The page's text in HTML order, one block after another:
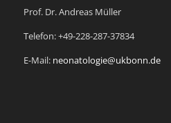
Prof. Dr. Andreas Müller
Telefon: +49-228-287-37834
E-Mail: neonatologie@ukbonn.de